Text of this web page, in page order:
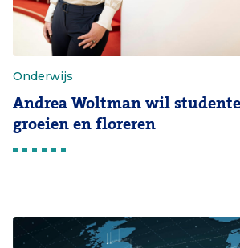
Onderwijs
Andrea Woltman wil
groeien en floreren